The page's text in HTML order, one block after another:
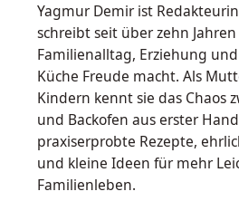
Yagmur Demir ist
schreibt seit über zehn
Familienalltag, Erziehung
Küche Freude macht. Als
Kindern kennt sie das Chaos
und Backofen aus erster
praxiserprobte Rezepte,
und kleine Ideen für mehr
Familienleben.